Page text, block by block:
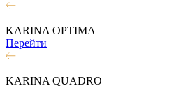
KARINA OPTIMA
Перейти
KARINA QUADRO